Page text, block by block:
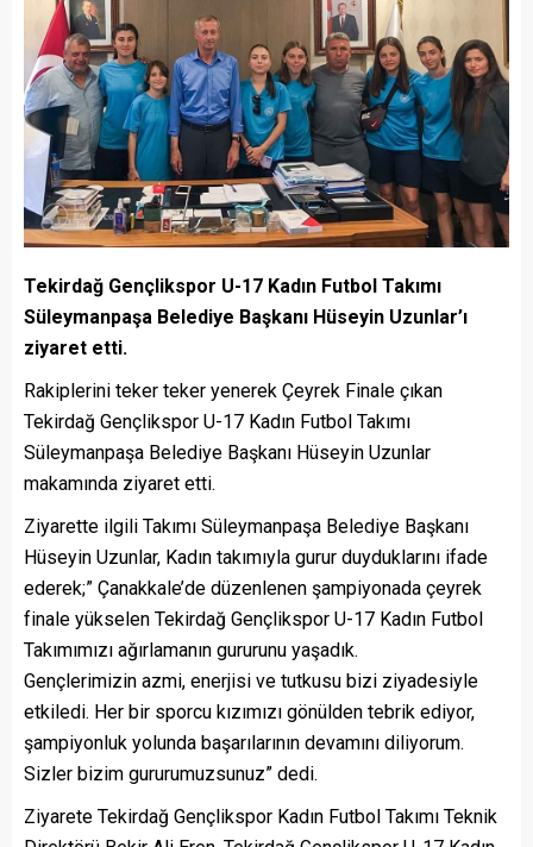
Tekirdağ Gençlikspor U-17 Kadın Futbol Takımı
Süleymanpaşa Belediye Başkanı Hüseyin Uzunlar’ı
ziyaret etti.
Rakiplerini teker teker yenerek Çeyrek Finale çıkan
Tekirdağ Gençlikspor U-17 Kadın Futbol Takımı
Süleymanpaşa Belediye Başkanı Hüseyin Uzunlar
makamında ziyaret etti.
Ziyarette ilgili Takımı Süleymanpaşa Belediye Başkanı
Hüseyin Uzunlar, Kadın takımıyla gurur duyduklarını ifade
ederek;” Çanakkale’de düzenlenen şampiyonada çeyrek
finale yükselen Tekirdağ Gençlikspor U-17 Kadın Futbol
Takımımızı ağırlamanın gururunu yaşadık.
Gençlerimizin azmi, enerjisi ve tutkusu bizi ziyadesiyle
etkiledi. Her bir sporcu kızımızı gönülden tebrik ediyor,
şampiyonluk yolunda başarılarının devamını diliyorum.
Sizler bizim gururumuzsunuz” dedi.
Ziyarete Tekirdağ Gençlikspor Kadın Futbol Takımı Teknik